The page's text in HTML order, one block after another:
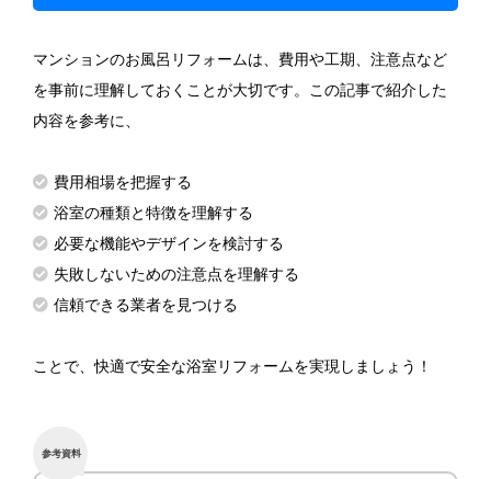
マンションのお風呂リフォームは、費用や工期、注意点など
を事前に理解しておくことが大切です。この記事で紹介した
内容を参考に、
費用相場を把握する
浴室の種類と特徴を理解する
必要な機能やデザインを検討する
失敗しないための注意点を理解する
信頼できる業者を見つける
ことで、快適で安全な浴室リフォームを実現しましょう！
参考資料